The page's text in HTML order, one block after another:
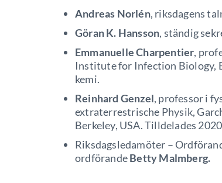
Andreas Norlén, riksdagens
Göran K. Hansson, ständig
Emmanuelle Charpentier,
Institute for Infection Biology,
kemi.
Reinhard Genzel, professor i
extraterrestrische Physik,
Berkeley, USA. Tilldelades
Riksdagsledamöter –
ordförandeBetty Malmberg.